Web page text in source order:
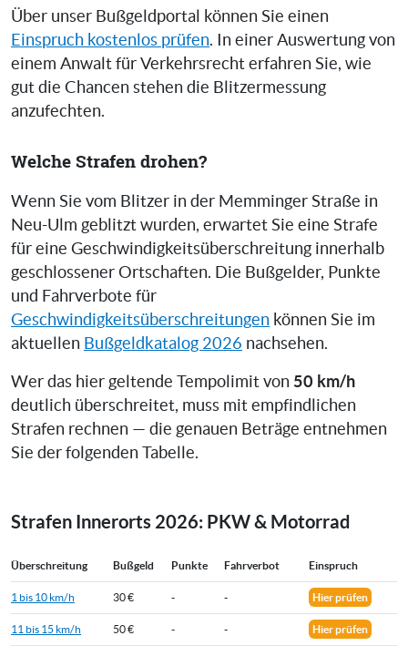
Über unser Bußgeldportal können Sie einen
Einspruch kostenlos prüfen. In einer Auswertung von
einem Anwalt für Verkehrsrecht erfahren Sie, wie
gut die Chancen stehen die Blitzermessung
anzufechten.
Welche Strafen drohen?
Wenn Sie vom Blitzer in der Memminger Straße in
Neu-Ulm geblitzt wurden, erwartet Sie eine Strafe
für eine Geschwindigkeitsüberschreitung innerhalb
geschlossener Ortschaften. Die Bußgelder, Punkte
und Fahrverbote für
Geschwindigkeitsüberschreitungen können Sie im
aktuellen Bußgeldkatalog 2026 nachsehen.
Wer das hier geltende Tempolimit von 50 km/h
deutlich überschreitet, muss mit empfindlichen
Strafen rechnen — die genauen Beträge entnehmen
Sie der folgenden Tabelle.
Strafen Innerorts 2026: PKW & Motorrad
Überschreitung Bußgeld Punkte Fahrverbot Einspruch
1 bis 10 km/h 30 € - - Hier prüfen
11 bis 15 km/h 50 € - - Hier prüfen